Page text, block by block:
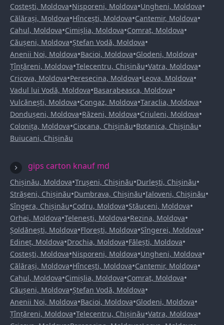
Costești, Moldova•Nisporeni, Moldova•Ungheni, Moldova•
Călărași, Moldova•Hîncești, Moldova•Cantemir, Moldova•
Cahul, Moldova•Cimișlia, Moldova•Comrat, Moldova•
Căușeni, Moldova•Ștefan Vodă, Moldova•
Anenii Noi, Moldova•Bacioi, Moldova•Glodeni, Moldova•
Țînțăreni, Moldova•Telecentru, Chișinău•Vatra, Moldova•
Cricova, Moldova•Peresecina, Moldova•Leova, Moldova•
Vadul lui Vodă, Moldova•Basarabeasca, Moldova•
Vulcănești, Moldova•Congaz, Moldova•Taraclia, Moldova•
Dondușeni, Moldova•Răzeni, Moldova•Criuleni, Moldova•
Colonița, Moldova•Ciocana, Chișinău•Botanica, Chișinău•
Buiucani, Chișinău
gips carton knauf md
Chișinău, Moldova•Trușeni, Chișinău•Durlești, Chișinău•
Strășeni, Chișinău•Dumbrava, Chișinău•Ialoveni, Chișinău•
Sîngera, Chișinău•Codru, Moldova•Stăuceni, Moldova•
Orhei, Moldova•Telenești, Moldova•Rezina, Moldova•
Șoldănești, Moldova•Florești, Moldova•Sîngerei, Moldova•
Edineț, Moldova•Drochia, Moldova•Fălești, Moldova•
Costești, Moldova•Nisporeni, Moldova•Ungheni, Moldova•
Călărași, Moldova•Hîncești, Moldova•Cantemir, Moldova•
Cahul, Moldova•Cimișlia, Moldova•Comrat, Moldova•
Căușeni, Moldova•Ștefan Vodă, Moldova•
Anenii Noi, Moldova•Bacioi, Moldova•Glodeni, Moldova•
Țînțăreni, Moldova•Telecentru, Chișinău•Vatra, Moldova•